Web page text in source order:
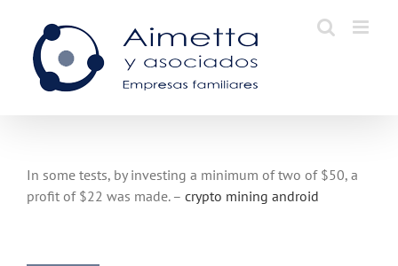
content
In some tests, by investing a minimum of two of $50, a
profit of $22 was made. – crypto mining android